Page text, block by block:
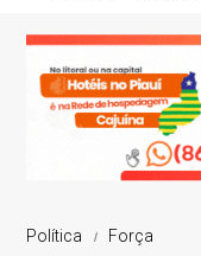
Política Força